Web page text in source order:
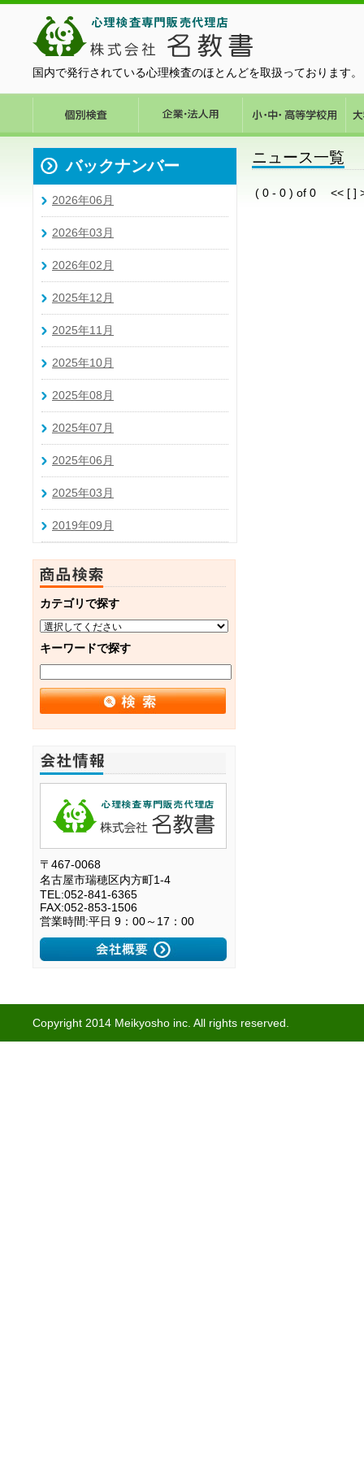
国内で発行されている心理検査のほとんどを取扱っております。
バックナンバー
2026年06月
2026年03月
2026年02月
2025年12月
2025年11月
2025年10月
2025年08月
2025年07月
2025年06月
2025年03月
2019年09月
カテゴリで探す
キーワードで探す
〒467-0068
名古屋市瑞穂区内方町1-4
TEL:052-841-6365
FAX:052-853-1506
営業時間:平日 9：00～17：00
ニュース一覧
( 0 - 0 ) of 0 << [ ]
Copyright 2014 Meikyosho inc. All rights reserved.